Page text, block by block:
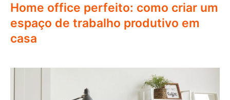
Home office perfeito: como criar um
espaço de trabalho produtivo em
casa